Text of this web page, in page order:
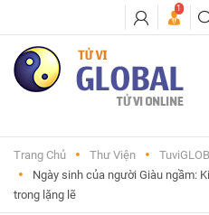
1
Trang Chủ Thư Viện
Ngày sinh của người Giàu ngầm:
trong lặng lẽ